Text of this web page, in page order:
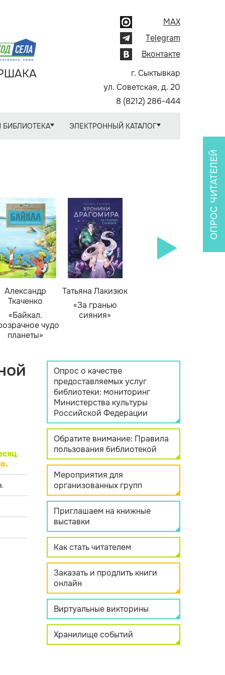
MAX
Telegram
Вконтакте
г. Сыктывкар
ул. Советская, д. 20
8 (8212) 286-444
БИБЛИОТЕКА ЭЛЕКТРОННЫЙ КАТАЛОГ
Александр
Ткаченко
«Байкал.
чудо
планеты»
Татьяна Лакизюк
«За гранью
сияния»
.
ОПРОС ЧИТАТЕЛЕЙ
Опрос о качестве
предоставляемых услуг
библиотеки: мониторинг
Министерства культуры
Российской Федерации
Обратите внимание: Правила
пользования библиотекой
Мероприятия для
организованных групп
Приглашаем на книжные
выставки
Как стать читателем
Заказать и продлить книги
онлайн
Виртуальные викторины
Хранилище событий